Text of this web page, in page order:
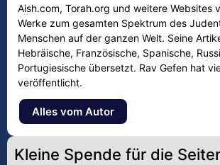
Aish.com, Torah.org und weitere Websites
Werke zum gesamten Spektrum des
Menschen auf der ganzen Welt. Seine
Hebräische, Französische, Spanische,
Portugiesische übersetzt. Rav Gefen hat
veröffentlicht.
Alles vom Autor
Kleine Spende für die